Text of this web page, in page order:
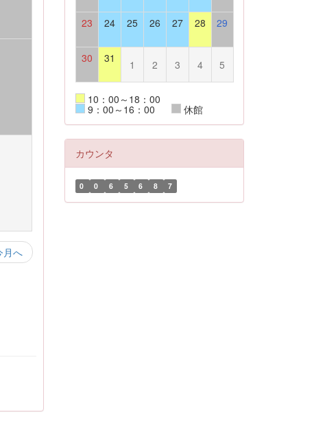
月へ
23 24 25 26 27 28 29
30 31 1 2 3 4 5
10：00～18：00
9：00～16：00 休館
カウンタ
0 0 6 5 6 8 7